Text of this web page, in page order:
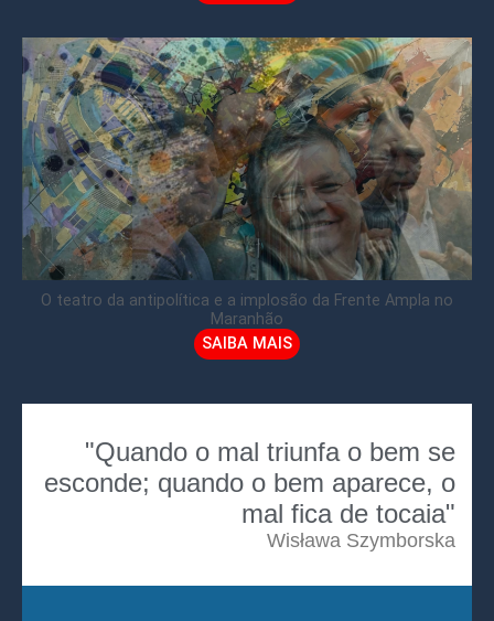
O teatro da antipolítica e a implosão da Frente Ampla no
Maranhão
SAIBA MAIS
"Quando o mal triunfa o bem se
esconde; quando o bem aparece, o
mal fica de tocaia"
Wisława Szymborska